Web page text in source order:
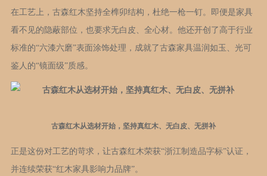
在工艺上，古森红木坚持全榫卯结构，杜绝一枪一钉。即便是家具
看不见的隐蔽部位，也要求无白皮、全心材。他还开创了高于行业
标准的“六漆六磨”表面涂饰处理，成就了古森家具温润如玉、光可
鉴人的“镜面级”质感。
古森红木从选材开始，坚持真红木、无白皮、无拼补
正是这份对工艺的苛求，让古森红木荣获“浙江制造品字标”认证，
并连续荣获“红木家具影响力品牌”。